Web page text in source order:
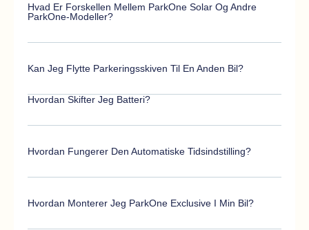
Hvad Er Forskellen Mellem ParkOne Solar Og Andre
ParkOne-Modeller?
Kan Jeg Flytte Parkeringsskiven Til En Anden Bil?
Hvordan Skifter Jeg Batteri?
Hvordan Fungerer Den Automatiske Tidsindstilling?
Hvordan Monterer Jeg ParkOne Exclusive I Min Bil?